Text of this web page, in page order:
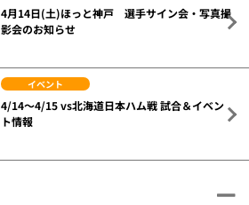
4月14日(土)ほっと神戸 選手サイン会・写真撮
影会のお知らせ
イベント
4/14～4/15 vs北海道日本ハム戦 試合＆イベン
ト情報